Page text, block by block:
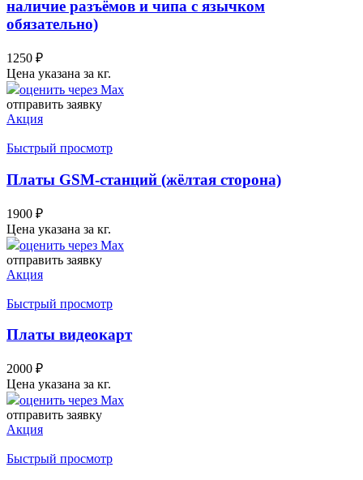
наличие разъёмов и чипа с язычком
обязательно)
1250 ₽
Цена указана за кг.
оценить через Max
отправить заявку
Акция
Быстрый просмотр
Платы GSM-станций (жёлтая сторона)
1900 ₽
Цена указана за кг.
оценить через Max
отправить заявку
Акция
Быстрый просмотр
Платы видеокарт
2000 ₽
Цена указана за кг.
оценить через Max
отправить заявку
Акция
Быстрый просмотр